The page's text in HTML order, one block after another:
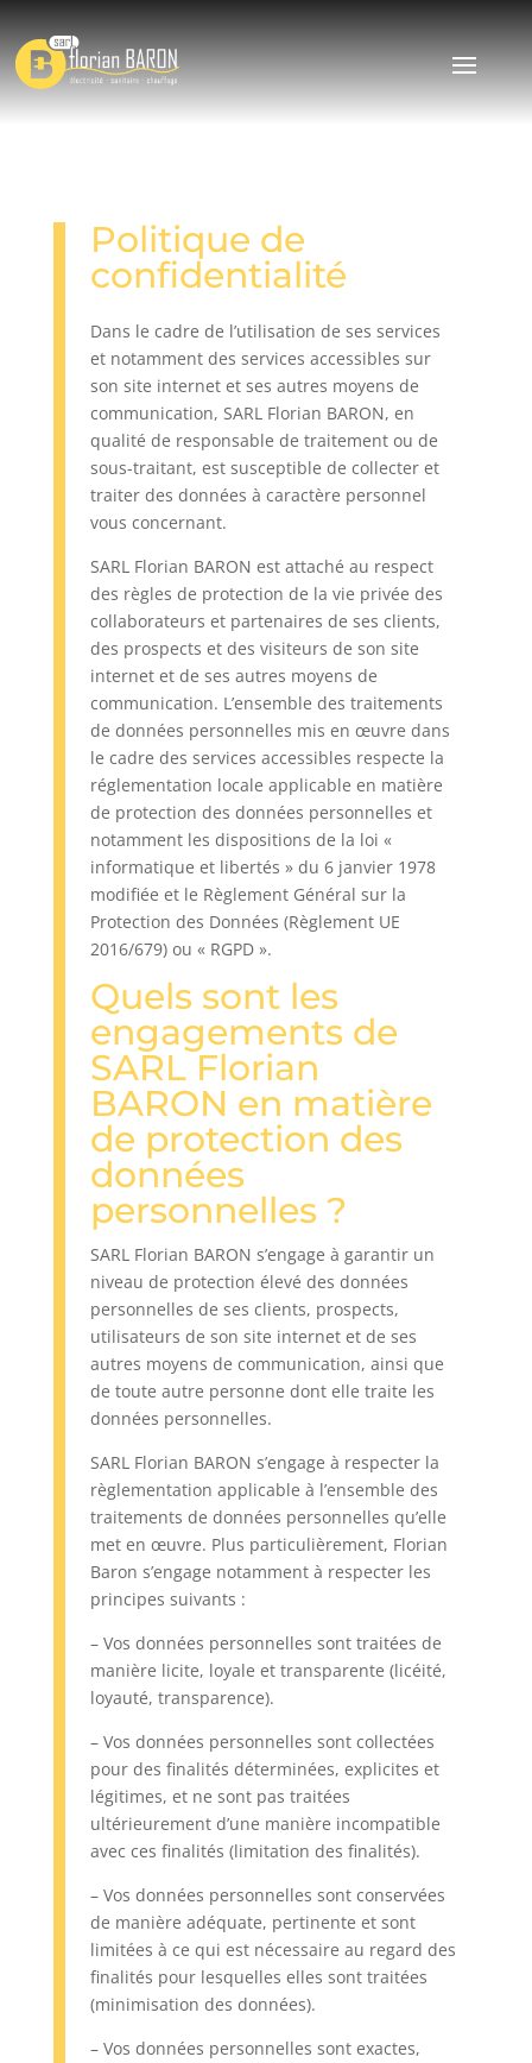
Politique de
confidentialité
Dans le cadre de l’utilisation de ses services
et notamment des services accessibles sur
son site internet et ses autres moyens de
communication, SARL Florian BARON, en
qualité de responsable de traitement ou de
sous-traitant, est susceptible de collecter et
traiter des données à caractère personnel
vous concernant.
SARL Florian BARON est attaché au respect
des règles de protection de la vie privée des
collaborateurs et partenaires de ses clients,
des prospects et des visiteurs de son site
internet et de ses autres moyens de
communication. L’ensemble des traitements
de données personnelles mis en œuvre dans
le cadre des services accessibles respecte la
réglementation locale applicable en matière
de protection des données personnelles et
notamment les dispositions de la loi «
informatique et libertés » du 6 janvier 1978
modifiée et le Règlement Général sur la
Protection des Données (Règlement UE
2016/679) ou « RGPD ».
Quels sont les
engagements de
SARL Florian
BARON en matière
de protection des
données
personnelles ?
SARL Florian BARON s’engage à garantir un
niveau de protection élevé des données
personnelles de ses clients, prospects,
utilisateurs de son site internet et de ses
autres moyens de communication, ainsi que
de toute autre personne dont elle traite les
données personnelles.
SARL Florian BARON s’engage à respecter la
règlementation applicable à l’ensemble des
traitements de données personnelles qu’elle
met en œuvre. Plus particulièrement, Florian
Baron s’engage notamment à respecter les
principes suivants :
– Vos données personnelles sont traitées de
manière licite, loyale et transparente (licéité,
loyauté, transparence).
– Vos données personnelles sont collectées
pour des finalités déterminées, explicites et
légitimes, et ne sont pas traitées
ultérieurement d’une manière incompatible
avec ces finalités (limitation des finalités).
– Vos données personnelles sont conservées
de manière adéquate, pertinente et sont
limitées à ce qui est nécessaire au regard des
finalités pour lesquelles elles sont traitées
(minimisation des données).
– Vos données personnelles sont exactes,